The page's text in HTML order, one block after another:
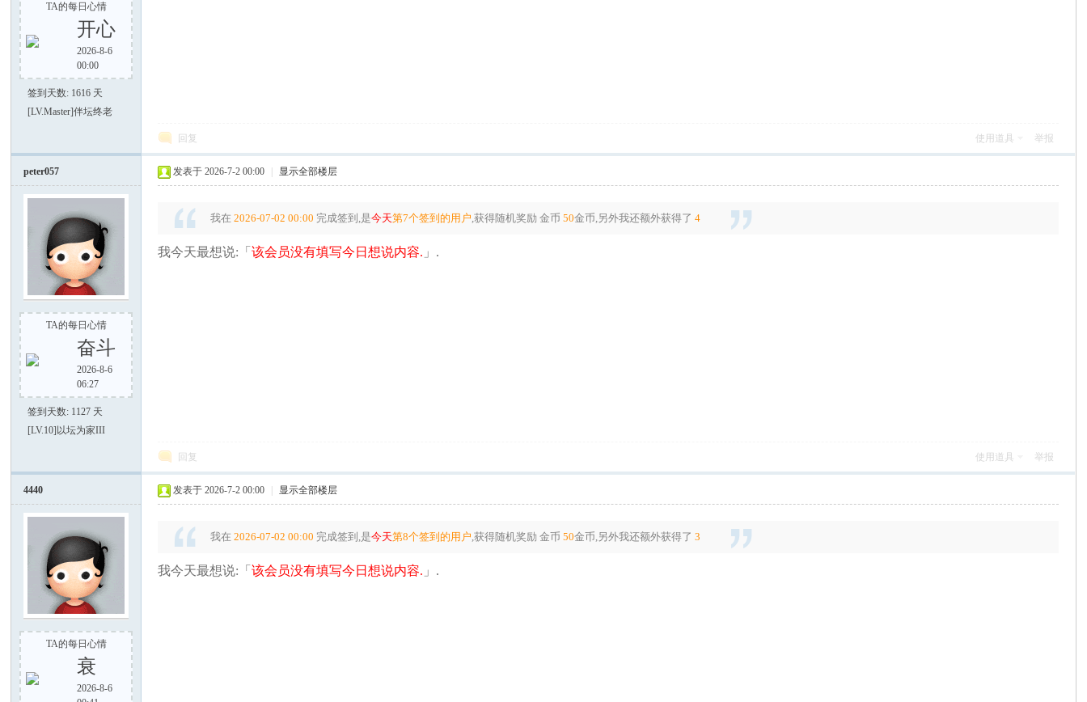
之
TA的每日心情
开心
2026-8-6
00:00
签到天数: 1616 天
[LV.Master]伴坛终老
回复 使用道具 举报
peter057
TA的每日心情
奋斗
2026-8-6
06:27
签到天数: 1127 天
[LV.10]以坛为家III
发表于 2026-7-2 00:00 显示全部楼层
我在 2026-07-02 00:00 完成签到,是今天第7个签到的用户,获得随机奖励金币50金币,另外我还额外获得了 4
我今天最想说:「该会员没有填写今日想说内容. 」.
回复 使用道具 举报
4440
TA的每日心情
衰
2026-8-6
发表于 2026-7-2 00:00 显示全部楼层
我在 2026-07-02 00:00 完成签到,是今天第8个签到的用户,获得随机奖励金币50金币,另外我还额外获得了 3
我今天最想说:「该会员没有填写今日想说内容. 」.